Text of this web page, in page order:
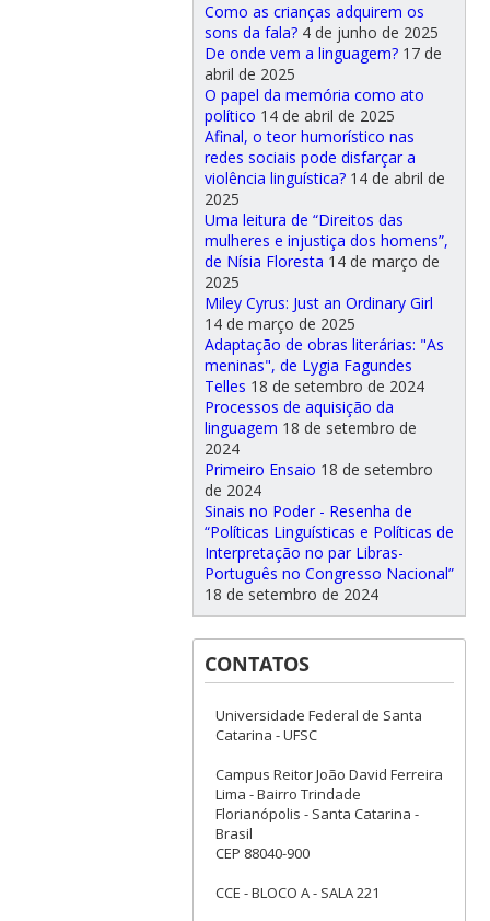
Como as crianças adquirem os
sons da fala? 4 de junho de 2025
De onde vem a linguagem? 17 de
abril de 2025
O papel da memória como ato
político 14 de abril de 2025
Afinal, o teor humorístico nas
redes sociais pode disfarçar a
violência linguística? 14 de abril de
2025
Uma leitura de “Direitos das
mulheres e injustiça dos homens”,
de Nísia Floresta 14 de março de
2025
Miley Cyrus: Just an Ordinary Girl
14 de março de 2025
Adaptação de obras literárias: "As
meninas", de Lygia Fagundes
Telles 18 de setembro de 2024
Processos de aquisição da
linguagem 18 de setembro de
2024
Primeiro Ensaio 18 de setembro
de 2024
Sinais no Poder - Resenha de
“Políticas Linguísticas e Políticas de
Interpretação no par Libras-
Português no Congresso Nacional”
18 de setembro de 2024
CONTATOS
Universidade Federal de Santa
Catarina - UFSC
Campus Reitor João David Ferreira
Lima - Bairro Trindade
Florianópolis - Santa Catarina -
Brasil
CEP 88040-900
CCE - BLOCO A - SALA 221